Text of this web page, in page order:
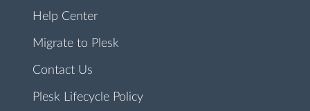
Help Center
Migrate to Plesk
Contact Us
Plesk Lifecycle Policy